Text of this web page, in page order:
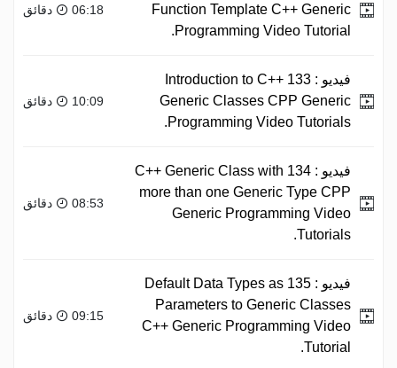
Function Template C++ Generic
Programming Video Tutorial.
06:18 دقائق
فيديو :
133 Introduction to C++
Generic Classes CPP Generic
Programming Video Tutorials.
10:09 دقائق
فيديو :
134 C++ Generic Class with
more than one Generic Type CPP
Generic Programming Video
Tutorials.
08:53 دقائق
فيديو :
135 Default Data Types as
Parameters to Generic Classes
C++ Generic Programming Video
Tutorial.
09:15 دقائق